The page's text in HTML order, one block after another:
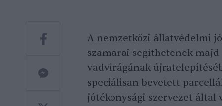
A nemzetközi állatvédelmi
szamarai segíthetenek
vadvirágának
speciálisan bevetett
jótékonysági szervezet által